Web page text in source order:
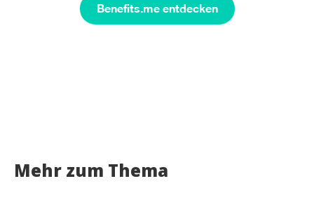
Benefits.me entdecken
Mehr zum Thema